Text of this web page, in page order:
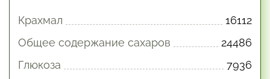
Крахмал
16112
Общее содержание сахаров
24486
Глюкоза
7936